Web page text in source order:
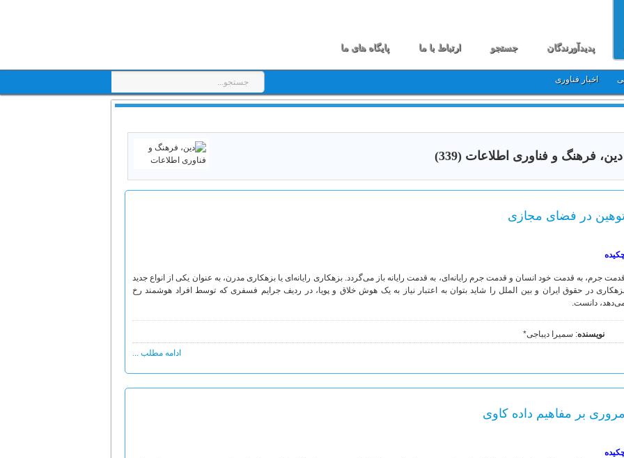
پدیدآورندگان جستجو ارتباط با ما پایگاه های ما
اخبار فناوری
دین، فرهنگ و فناوری اطلاعات (339)
در فضای مجازی
قدمت جرم، به قدمت خود انسان و قدمت جرم رایانه‌ای، به قدمت رایانه باز می‌گردد. بزهکاری رایانه‌ای یا بزهکاری مدرن، به عنوان یکی از انواع جدید
در حقوق ایران و بین الملل را شاید بتوان به اعتبار نیاز به یک هوش خلاق و پویا، در ردیف جرایم فسفری که توسط افراد هوشمند رخ
دانست.
نویسنده: سمیرا دیباجی*
ادامه مطلب ...
مروری بر مفاهیم داده کاوی